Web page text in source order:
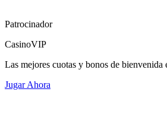
Patrocinador
CasinoVIP
Las mejores cuotas y bonos de bienvenida
Jugar Ahora